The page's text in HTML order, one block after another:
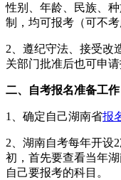
性别、年龄、民族、
制，均可报考（可不
2、遵纪守法、接受改
关部门批准后也可申请
二、自考报名准备工作
1、确定自己湖南省报
2、湖南自考每年开设
初，首先要查看当年
自己要报考的科目。